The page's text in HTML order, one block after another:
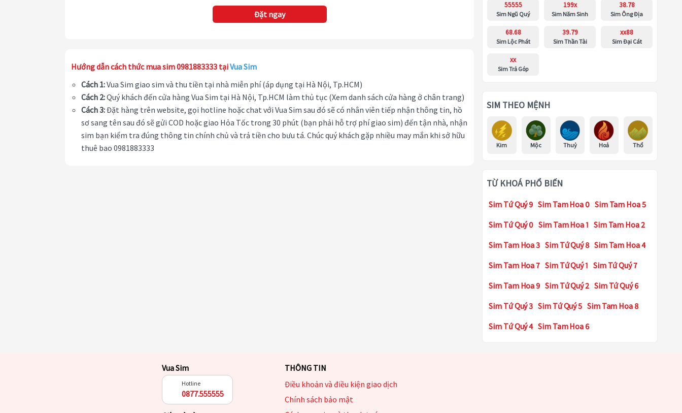
Đặt ngay
Hướng dẫn cách thức mua sim 0981883333 tạiVua Sim
Cách 1:Vua Sim giao sim và thu tiền tại nhà miễn phí (áp dụng tại Hà Nội, Tp.HCM)
Cách 2:Quý khách đến cửa hàng Vua Sim tại Hà Nội, Tp.HCM làm thủ tục (Xem danh sách cửa hàng ở chân trang)
Cách 3:Đặt hàng trên website, gọi hotline hoặc chat với Vua Sim sau đó sẽ có nhân viên tiếp nhận thông tin, hồ
sơ sang tên sau đó sẽ gửi COD hoặc giao Hỏa Tốc trong 30 phút (bạn phải hỗ trợ phí giao sim) đến tận nhà, nhận
sim bạn kiểm tra đúng thông tin chính chủ và trả tiền cho bưu tá. Chúc quý khách gặp nhiều may mắn khi sở hữu
thuê bao 0981883333
55555
Sim Ngũ Quý
199x
Sim Năm Sinh
38.78
Sim Ông Địa
68.68
Sim Lộc Phát
39.79
Sim Thần Tài
xx88
Sim Đại Cát
xx
Sim Trả Góp
SIM THEO MỆNH
Kim Mộc Thuỷ Hoả Thổ
TỪ KHOÁ PHỔ BIẾN
Sim Tứ Quý 9 Sim Tam Hoa 0 Sim Tam Hoa 5
Sim Tứ Quý 0 Sim Tam Hoa 1 Sim Tam Hoa 2
Sim Tam Hoa 3 Sim Tứ Quý 8 Sim Tam Hoa 4
Sim Tam Hoa 7 Sim Tứ Quý 1 Sim Tứ Quý 7
Sim Tam Hoa 9 Sim Tứ Quý 2 Sim Tứ Quý 6
Sim Tứ Quý 3 Sim Tứ Quý 5 Sim Tam Hoa 8
Sim Tứ Quý 4 Sim Tam Hoa 6
Vua Sim
Hotline
0877.555555
THÔNG TIN
Điều khoản và điều kiện giao dịch
Chính sách bảo mật